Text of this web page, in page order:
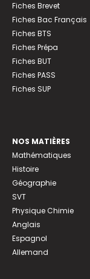
Fiches Brevet
Fiches Bac Français
Fiches BTS
Fiches Prépa
Fiches BUT
Fiches PASS
Fiches SUP
NOS MATIÈRES
Mathématiques
Histoire
Géographie
SVT
Physique Chimie
Anglais
Espagnol
Allemand